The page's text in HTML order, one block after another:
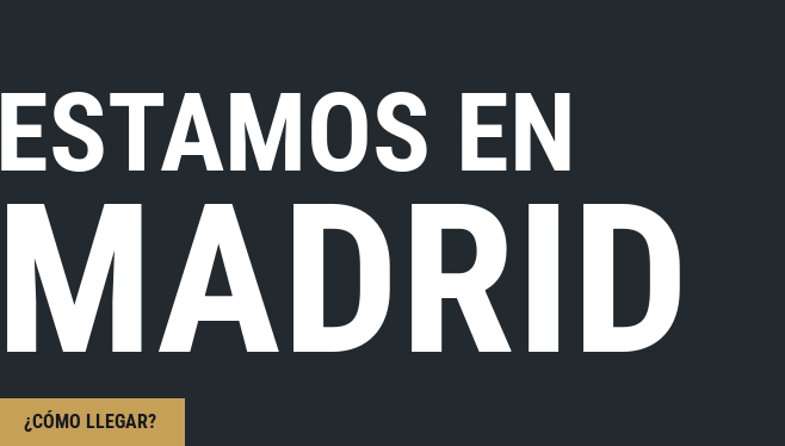
ESTAMOS EN
MADRID
¿CÓMO LLEGAR?